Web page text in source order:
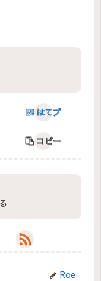
はてブ
コピー
Roe